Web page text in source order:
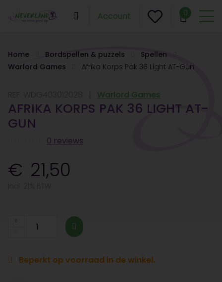
Account 0
Home Bordspellen & puzzels
Spellen
Warlord Games
Afrika Korps Pak 36 Light AT-Gun
Warlord Games
AFRIKA KORPS PAK 36 LIGHT AT-
GUN
0 reviews
21,50
Beperkt op voorraad in de winkel.